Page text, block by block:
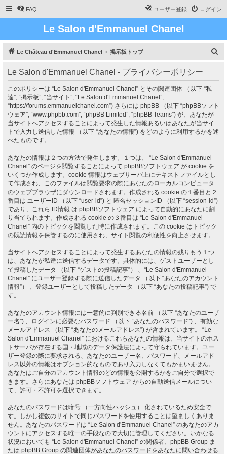
FAQ ログイン
ユーザー登録
Le Salon d'Emmanuel Chanel
Le Château d'Emmanuel Chanel 掲示板トップ
Le Salon d'Emmanuel Chanel - プライバシーポリシー
このポリシーは “Le Salon d'Emmanuel Chanel” とその関連団体 （以下 “私
達”, “掲示板”, “当サイト”, “Le Salon d'Emmanuel Chanel”,
“https://forums.emmanuelchanel.com”) さらには phpBB （以下 “phpBBソフト
ウェア”, “www.phpbb.com”, “phpBB Limited”, “phpBB Teams”) が、あなたが
当サイトへアクセスすることによって発生した情報あるいはあなたが当サイ
トで入力し送信した情報 （以下 “あなたの情報”) をどのように利用するかを述
べたものです。
あなたの情報は２つの方法で発生します。１つは、 “Le Salon d'Emmanuel
Chanel” のページを閲覧することによって phpBBソフトウェア が cookie を
いくつか作成します。cookie 情報はウェブサーバ上にテキストファイルとし
て作成され、このファイルは閲覧要求の際にあなたのローカルコンピュータ
のウェブブラウザにダウンロードされます。作成される cookie の１番目と２
番目は ユーザーID （以下 “user-id”) と 匿名セッションID （以下 “session-id”)
であり、これら ID情報 は phpBBソフトウェア によって自動的にあなたに割
り当てられます。作成される cookie の３番目は “Le Salon d'Emmanuel
Chanel” 内のトピックを閲覧した時に作成されます。この cookie はトピック
の既読情報を保管するのに使用され、サイト閲覧の利便性を向上させます。
当サイトへアクセスすることによって発生するあなたの情報の残りもう１つ
は、あなたが私達に送信するデータです。具体的には、ゲストユーザーとし
て投稿したデータ （以下 “ゲストの投稿記事”） 、“Le Salon d'Emmanuel
Chanel” にユーザー登録する際に送信したデータ （以下 “あなたのアカウント
情報”） 、登録ユーザーとして投稿したデータ （以下 “あなたの投稿記事”) で
す。
あなたのアカウント情報には一意的に判別できる名前 （以下 “あなたのユーザ
ー名”) 、ログインに必要なパスワード （以下 “あなたのパスワード”) 、有効な
メールアドレス （以下 “あなたのメールアドレス”) が含まれています。 “Le
Salon d'Emmanuel Chanel” におけるこれらあなたの情報は、当サイトのホス
トサーバが存在する国・地域のデータ保護法によって守られています。ユー
ザー登録の際に要求される、あなたのユーザー名、パスワード、メールアド
レス以外の情報はオプション的なものであり入力しなくてもかまいません。
あなたはご自分のアカウント情報のどの情報を公開するかをご自分で選択で
きます。さらにあなたは phpBBソフトウェア からの自動送信メールについ
て、許可・不許可を選択できます。
あなたのパスワードは暗号 （一方向性ハッシュ） 化されているため安全で
す。しかし複数のサイトで同じパスワードを使用することは望ましくありま
せん。あなたのパスワードは “Le Salon d'Emmanuel Chanel” のあなたのアカ
ウントにアクセスする唯一の手段なので大切に管理してください。いかなる
状況においても “Le Salon d'Emmanuel Chanel” の関係者、phpBB Group ま
たは phpBB Group の関連団体があなたのパスワードをあなたに問い合わせる